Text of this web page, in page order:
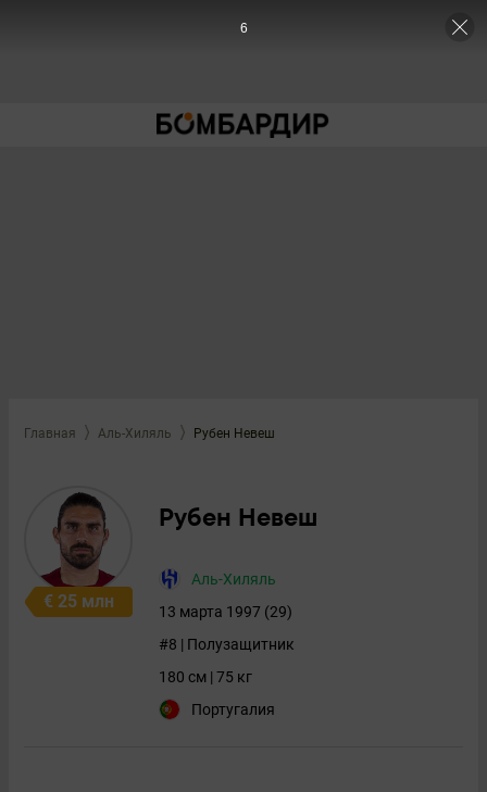
Главная Аль-Хиляль Рубен Невеш
€ 25 млн
Рубен Невеш
Аль-Хиляль
13 марта 1997 (29)
#8 | Полузащитник
180 см | 75 кг
Португалия
5